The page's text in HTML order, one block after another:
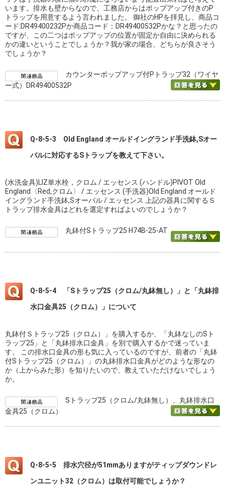
います。排水も壁からなので、工務店からはポップアップ付きのP
トラップを用意するよう言われました。 御社のHPを拝見し、商品コ
ード:DR49400232Pか商品コード：DR49400532Pかな？と思ったの
ですが、この二つはポップアップの位置が固定か自由に決められる
かの違いということでしょうか？我が家の場合、どちらが良さそう
でしょうか？
カウンターポップアップ付Pトラップ32（ワイヤ
ー式）DR49400532P
Q-8-5-3 Old England オールドイングランド手洗鉢,Sオー
バルに対応するSトラップを教えて下さい。
(水洗金具)LIZ単水栓，クロム / エッセンス (ハンドル)PIVOT Old
England〈Red,クロム〉 / エッセンス (手洗器)Old England オールド
イングランド手洗鉢,Sオーバル / エッセンス 上記の器具に関するＳ
トラップ排水金具はどれを選定すればよいのでしょうか？
丸鉢付Sトラップ25 H74B-25-AT
Q-8-5-4 「Sトラップ25（クロム/丸鉢無し）」と「丸鉢排
水口金具25（クロム）」について
丸鉢付Ｓトラップ25（クロム）」を購入するか、「丸鉢なしのSト
ラップ25」と「丸鉢排水口金具」を別で購入するかで迷っていま
す。 この排水口金具の形も気に入っているのですが、前者の「丸鉢
付Sトラップ25（クロム）」の丸鉢排水口金具がどのような形なの
か（上からみた形）を知りたいので、教えていただけないでしょう
か。
Sトラップ25（クロム/丸鉢無し）、丸鉢排水口
金具25（クロム）
Q-8-5-5 排水穴径が51mmありますがティップダウンドレ
ンユニット32（クロム）は取付可能でしょうか？